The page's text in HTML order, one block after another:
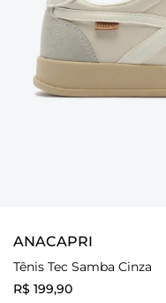
ANACAPRI
Tênis Tec Samba Cinza
R$ 199,90